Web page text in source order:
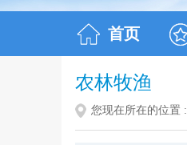
首页
农林牧渔
您现在所在的位置 :